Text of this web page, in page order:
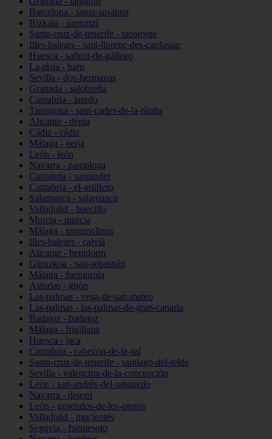
Barcelona - santa-susanna
Bizkaia - santurtzi
Santa-cruz-de-tenerife - tacoronte
Illes-balears - sant-llorenç-des-cardassar
Huesca - sallent-de-gállego
La-rioja - haro
Sevilla - dos-hermanas
Granada - salobreña
Cantabria - laredo
Tarragona - sant-carles-de-la-ràpita
Alicante - dénia
Cádiz - cádiz
Málaga - nerja
León - león
Navarra - pamplona
Cantabria - santander
Cantabria - el-astillero
Salamanca - salamanca
Valladolid - boecillo
Murcia - murcia
Málaga - torremolinos
Illes-balears - calvià
Alicante - benidorm
Gipuzkoa - san-sebastián
Málaga - fuengirola
Asturias - gijón
Las-palmas - vega-de-san-mateo
Las-palmas - las-palmas-de-gran-canaria
Badajoz - badajoz
Málaga - frigiliana
Huesca - jaca
Cantabria - cabezón-de-la-sal
Santa-cruz-de-tenerife - santiago-del-teide
Sevilla - valencina-de-la-concepción
León - san-andrés-del-rabanedo
Navarra - deierri
León - gusendos-de-los-oteros
Valladolid - mucientes
Segovia - fuentesoto